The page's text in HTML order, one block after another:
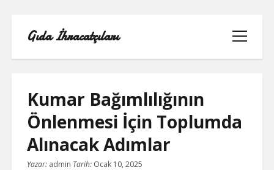
Gıda İhracatçıları
menüyü
aç
BEDAVA ŞIFRESIZ FACEBOOK BEĞENI
HILESI
Kumar Bağımlılığının
Önlenmesi İçin Toplumda
Alınacak Adımlar
Yazar: admin Tarih: Ocak 10, 2025